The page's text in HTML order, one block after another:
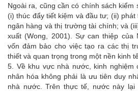
Ngoài ra, cũng cần có chính sách
(i) thúc đẩy tiết kiệm và đầu tư; (ii)
ngân hàng và thị trường tài chính; và
xuất (Wong, 2001). Sự can thiệp của
vốn đảm bảo cho việc tạo ra các thị
thiết và quan trọng trong một nền kinh
5. Về khu vực nhà nước, kinh nghiệm
nhân hóa không phải là ưu tiên duy
nhà nước. Trên thực tế, nước này lại